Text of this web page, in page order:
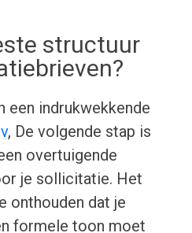
structuur
een indrukwekkende
, De volgende stap is
overtuigende
je sollicitatie. Het
onthouden dat je
formele toon moet